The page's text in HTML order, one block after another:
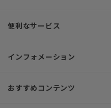
便利なサービス
インフォメーション
おすすめコンテンツ